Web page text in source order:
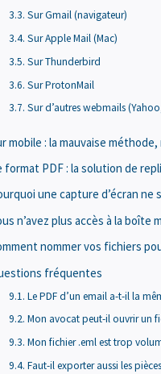
Sur Gmail (navigateur)
Sur Apple Mail (Mac)
Sur Thunderbird
Sur ProtonMail
Sur d’autres webmails
mobile : la mauvaise
format PDF : la solution de
une capture d’écran ne
n’avez plus accès à la boîte
nommer vos fichiers
fréquentes
Le PDF d’un email a-t-il la
Mon avocat peut-il ouvrir un
Mon fichier .eml est trop
Faut-il exporter aussi les